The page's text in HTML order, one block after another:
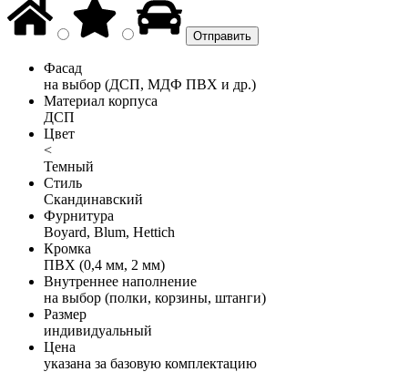
Фасад
на выбор (ДСП, МДФ ПВХ и др.)
Материал корпуса
ДСП
Цвет
<
Темный
Стиль
Скандинавский
Фурнитура
Boyard, Blum, Hettich
Кромка
ПВХ (0,4 мм, 2 мм)
Внутреннее наполнение
на выбор (полки, корзины, штанги)
Размер
индивидуальный
Цена
указана за базовую комплектацию